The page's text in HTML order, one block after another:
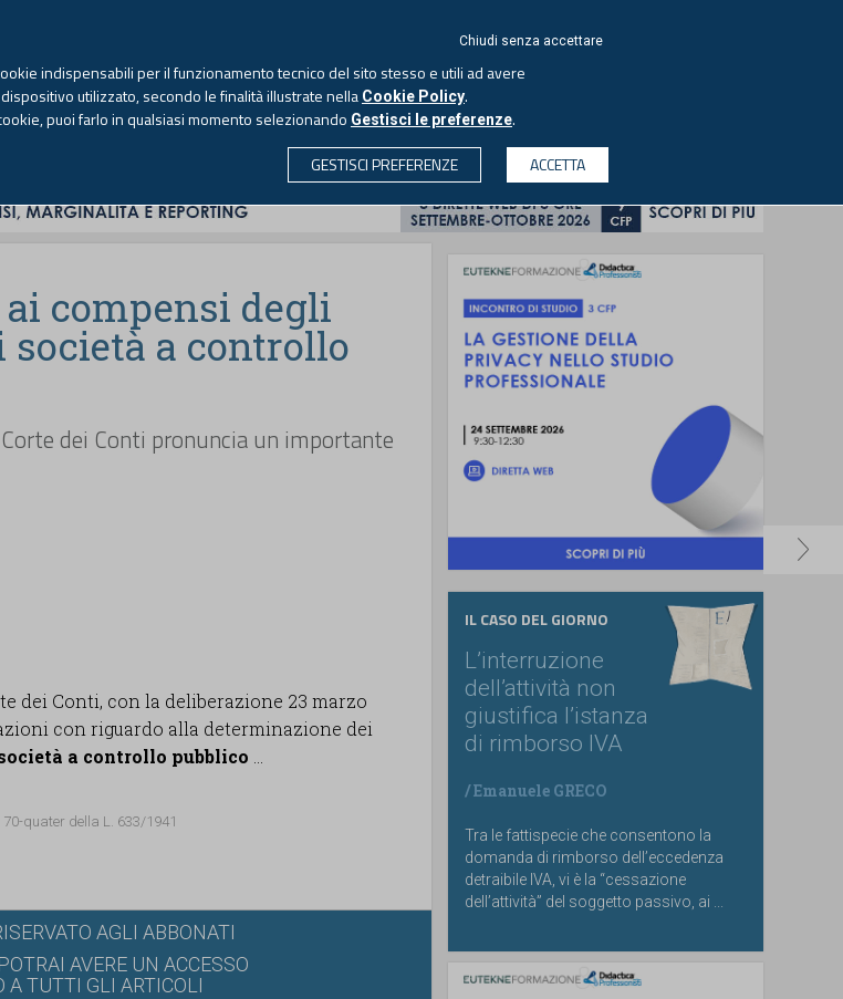
Giovedì, 6 agosto 2026 -Aggiornato alle 6.00
ECONOMIA & SOCIETÀ PROFESSIONI
compensi degli
a controllo
dei Conti pronuncia un importante
dei Conti, con la deliberazione 23 marzo
con riguardo alla determinazione dei
a controllo pubblico
quater della L. 633/1941
AGLI ABBONATI
AVERE UN ACCESSO
A TUTTI GLI ARTICOLI
IL CASO DEL GIORNO
L’interruzione
dell’attività non
giustifica l’istanza
di rimborso IVA
/Emanuele GRECO
Tra le fattispecie che consentono la
domanda di rimborso dell’eccedenza
detraibile IVA, vi è la “cessazione
dell’attività” del soggetto passivo, ai ...
Chiudi senza accettare
indispensabili per il funzionamento tecnico del sito stesso e utili ad avere
utilizzato, secondo le finalità illustrate nella Cookie Policy.
puoi farlo in qualsiasi momento selezionando Gestisci le preferenze.
GESTISCI PREFERENZE
ACCETTA